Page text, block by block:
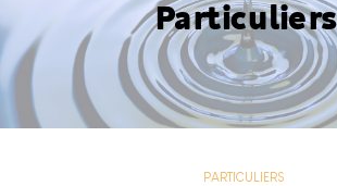
Particuliers
PARTICULIERS